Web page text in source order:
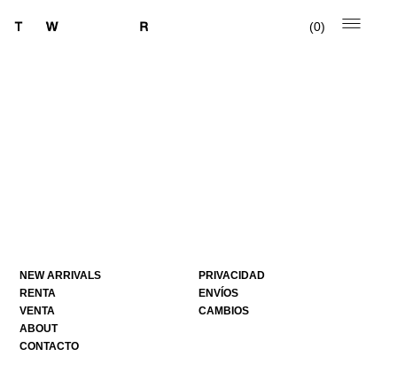
0
NEW ARRIVALS
RENTA
VENTA
ABOUT
CONTACTO
PRIVACIDAD
ENVÍOS
CAMBIOS